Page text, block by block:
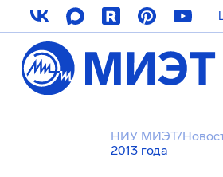
НИУ МИЭТ/
2013 года